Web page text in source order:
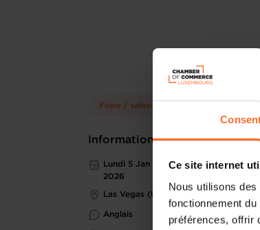
Ce site internet
Nous utilisons
fonctionnement
préférences, offrir
Foire / salon
Informations pratiques
Lundi 5 Jan 2026 > Vendredi 9 Jan
2026
Las Vegas (USA)
Anglais